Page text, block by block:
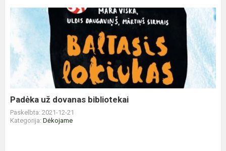
Padėka
dovanas
bibliotekai
Padėka už dovanas bibliotekai
Paskelbta: 2021-12-21
Kategorija: Dėkojame